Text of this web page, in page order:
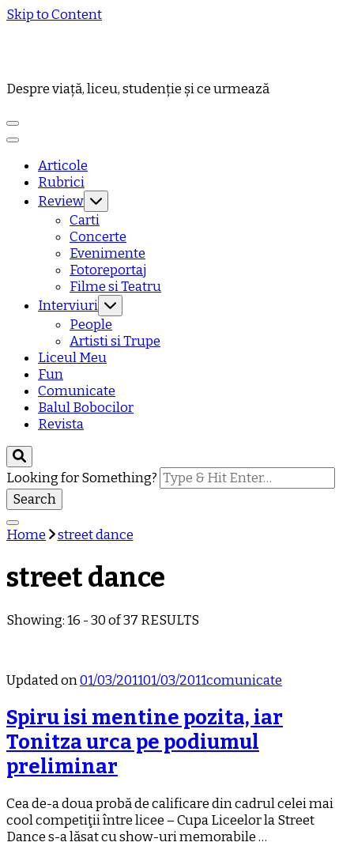
Skip to Content
Despre viață, liceu, studenție și ce urmează
Articole
Rubrici
Review
Carti
Concerte
Evenimente
Fotoreportaj
Filme si Teatru
Interviuri
People
Artisti si Trupe
Liceul Meu
Fun
Comunicate
Balul Bobocilor
Revista
Looking for Something?
Home street dance
street dance
Showing: 16 - 30 of 37 RESULTS
Updated on01/03/201101/03/2011comunicate
Spiru isi mentine pozita, iar
Tonitza urca pe podiumul
preliminar
Cea de-a doua probă de calificare din cadrul celei mai
cool competiţii între licee – Cupa Liceelor la Street
Dance s-a lăsat cu show-uri memorabile …